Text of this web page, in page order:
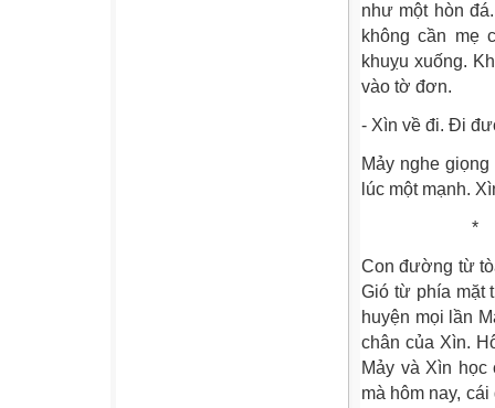
như một hòn
không cần mẹ
khuỵu xuống.
vào tờ đơn.
- Xìn về đi. Đi
Mảy nghe
lúc một mạnh.
*
Con đường từ
Gió từ phía mặt
huyện mọi lần
chân của Xìn.
Mảy và Xìn
mà hôm nay,